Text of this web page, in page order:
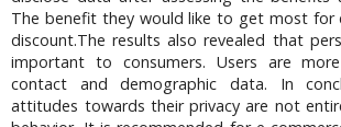
The benefit they would like to get most for
discount.The results also revealed that
important to consumers. Users are
contact and demographic data. In
attitudes towards their privacy are not